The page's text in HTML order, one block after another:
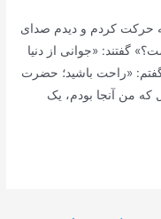
حرکت کردم و دیدم صدای
گفتند: «جوانی از دنیا
«راحت باشید؛ حضرت
من آنجا بودم، یک